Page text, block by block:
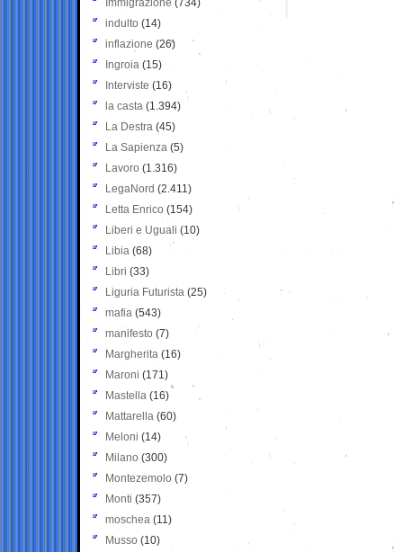
Immigrazione (734)
indulto (14)
inflazione (26)
Ingroia (15)
Interviste (16)
la casta (1.394)
La Destra (45)
La Sapienza (5)
Lavoro (1.316)
LegaNord (2.411)
Letta Enrico (154)
Liberi e Uguali (10)
Libia (68)
Libri (33)
Liguria Futurista (25)
mafia (543)
manifesto (7)
Margherita (16)
Maroni (171)
Mastella (16)
Mattarella (60)
Meloni (14)
Milano (300)
Montezemolo (7)
Monti (357)
moschea (11)
Musso (10)